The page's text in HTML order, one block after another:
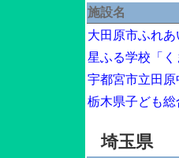
施設名
大田原市ふれ
星ふる学校「く
宇都宮市立田原
栃木県子ども総
埼玉県